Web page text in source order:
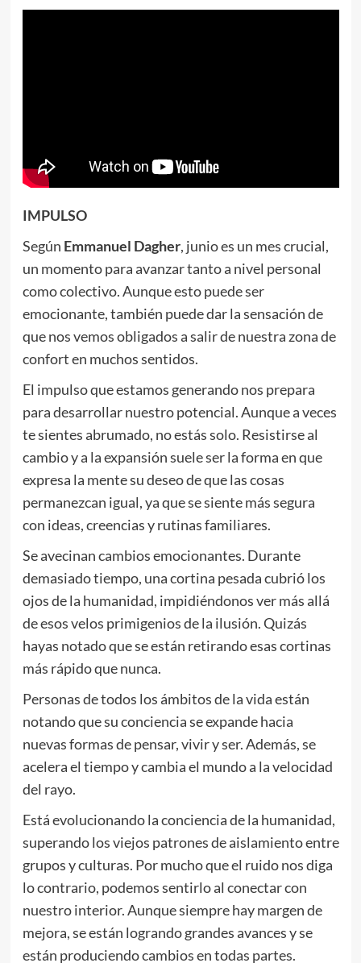
IMPULSO
Según Emmanuel Dagher, junio es un mes crucial,
un momento para avanzar tanto a nivel personal
como colectivo. Aunque esto puede ser
emocionante, también puede dar la sensación de
que nos vemos obligados a salir de nuestra zona de
confort en muchos sentidos.
El impulso que estamos generando nos prepara
para desarrollar nuestro potencial. Aunque a veces
te sientes abrumado, no estás solo. Resistirse al
cambio y a la expansión suele ser la forma en que
expresa la mente su deseo de que las cosas
permanezcan igual, ya que se siente más segura
con ideas, creencias y rutinas familiares.
Se avecinan cambios emocionantes. Durante
demasiado tiempo, una cortina pesada cubrió los
ojos de la humanidad, impidiéndonos ver más allá
de esos velos primigenios de la ilusión. Quizás
hayas notado que se están retirando esas cortinas
más rápido que nunca.
Personas de todos los ámbitos de la vida están
notando que su conciencia se expande hacia
nuevas formas de pensar, vivir y ser. Además, se
acelera el tiempo y cambia el mundo a la velocidad
del rayo.
Está evolucionando la conciencia de la humanidad,
superando los viejos patrones de aislamiento entre
grupos y culturas. Por mucho que el ruido nos diga
lo contrario, podemos sentirlo al conectar con
nuestro interior. Aunque siempre hay margen de
mejora, se están logrando grandes avances y se
están produciendo cambios en todas partes.